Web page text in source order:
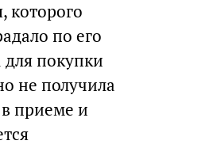
которого
по его
для покупки
не получила
приеме и